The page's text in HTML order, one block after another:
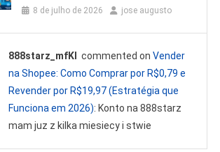
8 de julho de 2026 jose augusto
888starz_mfKl commented onVender
na Shopee: Como Comprar por R$0,79 e
Revender por R$19,97 (Estratégia que
Funciona em 2026): Konto na 888starz
mam juz z kilka miesiecy i stwie